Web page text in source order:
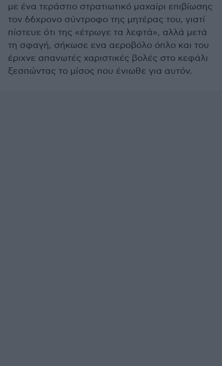
με ένα τεράστιο στρατιωτικό μαχαίρι επιβίωσης
τον 66χρονο σύντροφο της μητέρας του, γιατί
πίστευε ότι της «έτρωγε τα λεφτά», αλλά μετά
τη σφαγή, σήκωσε ενα αεροβόλο όπλο και του
έριχνε απανωτές χαριστικές βολές στο κεφάλι
ξεσπώντας το μίσος που ένιωθε για αυτόν.